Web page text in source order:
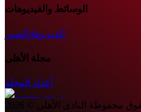
الوسائط والفيديوهات
الفيديوهاتالصور
مجلة الأهلى
أعداد المجلة
محفوظة النادى الأهلى ©
2026